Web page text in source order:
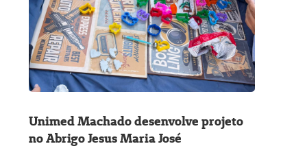
Unimed Machado desenvolve projeto
no Abrigo Jesus Maria José